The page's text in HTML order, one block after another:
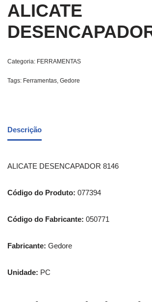
ALICATE
Categoria: FERRAMENTAS
Tags: Ferramentas, Gedore
Descrição
ALICATE DESENCAPADOR 8146
Código do Produto: 077394
Código do Fabricante: 050771
Fabricante: Gedore
Unidade: PC